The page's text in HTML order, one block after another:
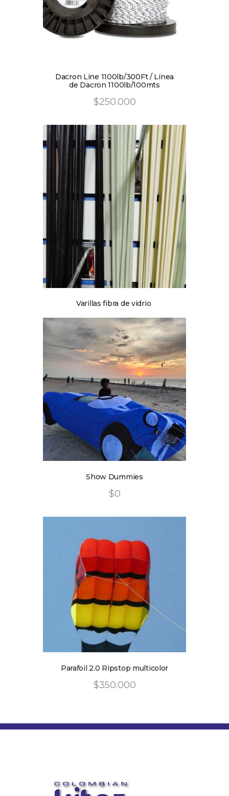
Dacron Line 1100lb/300Ft / Línea
de Dacron 1100lb/100mts
$250.000
Varillas fibra de vidrio
Show Dummies
$0
Parafoil 2.0 Ripstop multicolor
$350.000